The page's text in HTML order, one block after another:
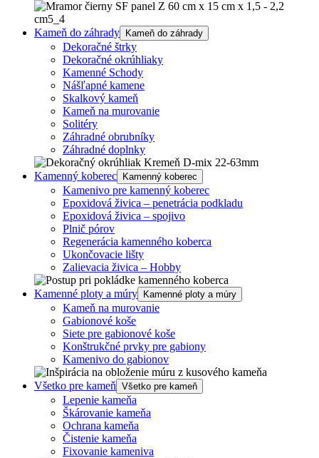
Kameň do záhrady Kameň do záhrady
Dekoračné štrky
Dekoračné okrúhliaky
Kamenné Schody
Nášľapné kamene
Skalkový kameň
Kameň na murovanie
Solitéry
Záhradné obrubníky
Záhradné doplnky
Kamenný koberec Kamenný koberec
Kamenivo pre kamenný koberec
Epoxidová živica – penetrácia podkladu
Epoxidová živica – spojivo
Plnič pórov
Regenerácia kamenného koberca
Ukončovacie lišty
Zalievacia živica – Hobby
Kamenné ploty a múry Kamenné ploty a múry
Kameň na murovanie
Gabionové koše
Siete pre gabionové koše
Konštrukčné prvky pre gabiony
Kamenivo do gabionov
Všetko pre kameň Všetko pre kameň
Lepenie kameňa
Škárovanie kameňa
Ochrana kameňa
Čistenie kameňa
Fixovanie kameniva